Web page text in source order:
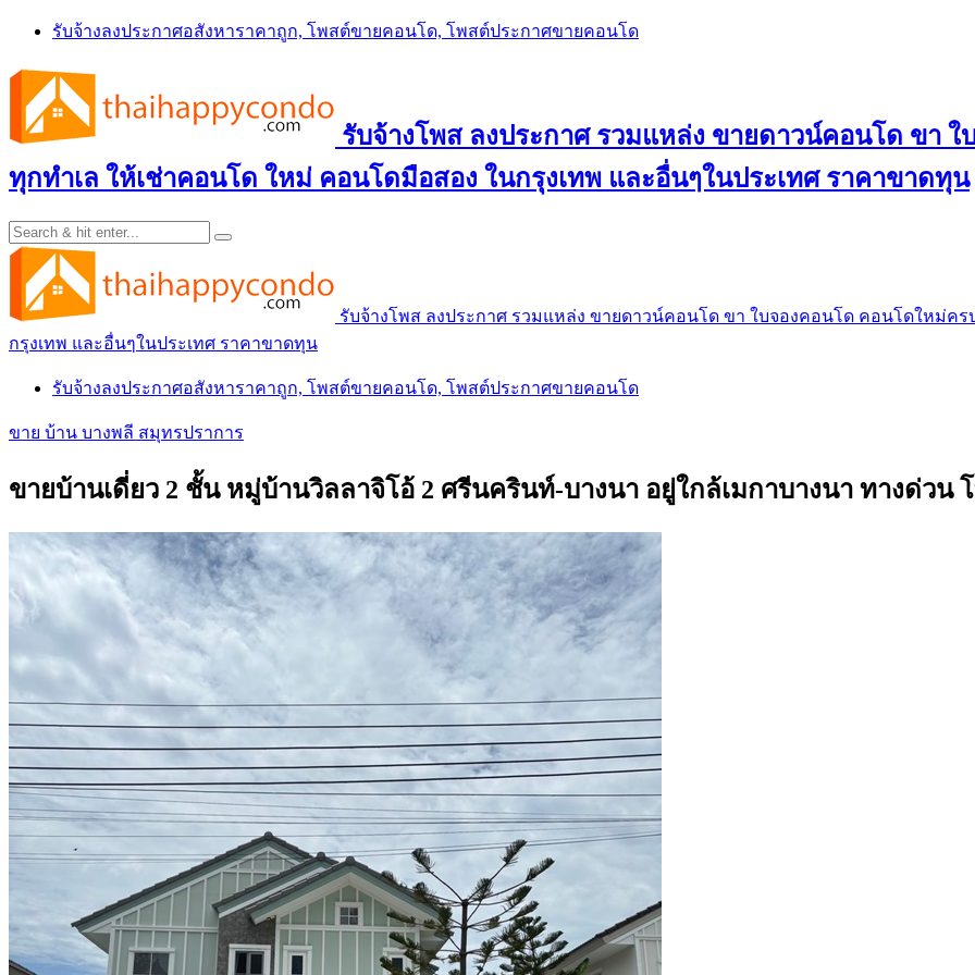
Skip
content
รับจ้างลงประกาศอสังหาราคาถูก, โพสต์ขายคอนโด, โพสต์ประกาศขายคอนโด
รับจ้างโพส ลงประกาศ รวมแหล่ง ขายดาวน์คอนโด ขา
ทุกทำเล ให้เช่าคอนโด ใหม่ คอนโดมือสอง ในกรุงเทพ และอื่นๆในประเทศ ราคาขาดทุน
รับจ้างโพส ลงประกาศ รวมแหล่ง ขายดาวน์คอนโด ขา ใบจองคอนโด คอนโดใหม่ค
กรุงเทพ และอื่นๆในประเทศ ราคาขาดทุน
รับจ้างลงประกาศอสังหาราคาถูก, โพสต์ขายคอนโด, โพสต์ประกาศขายคอนโด
ขาย บ้าน บางพลี สมุทรปราการ
ขายบ้านเดี่ยว 2 ชั้น หมู่บ้านวิลลาจิโอ้ 2 ศรีนครินท์-บางนา อยู่ใกล้เมกาบางนา ทางด่วน โ